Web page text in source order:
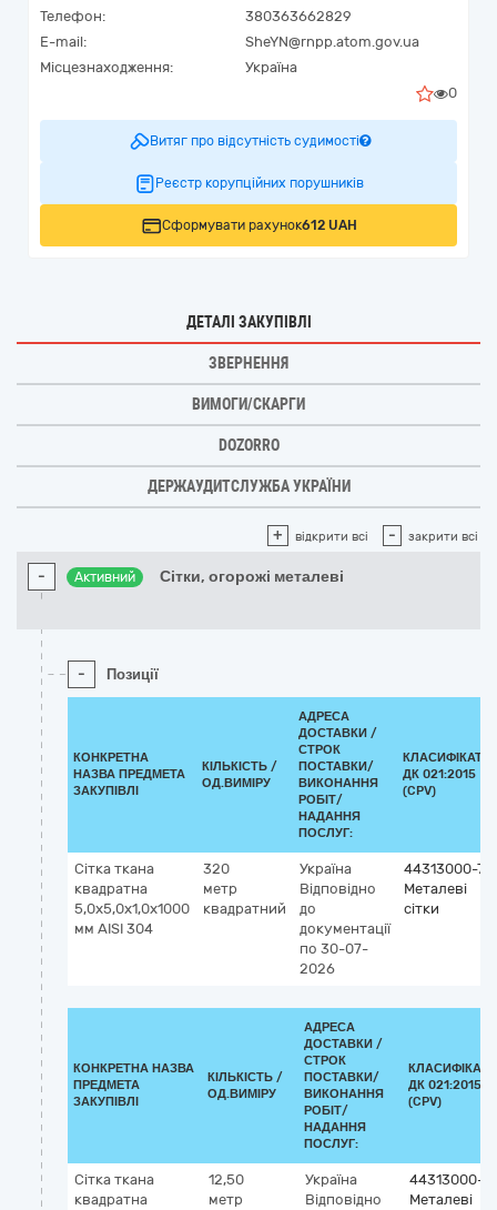
Телефон:
380363662829
E-mail:
SheYN@rnpp.atom.gov.ua
Місцезнаходження:
Україна
0
Витяг про відсутність судимості
Реєстр корупційних порушників
Сформувати рахунок612 UAH
ДЕТАЛІ ЗАКУПІВЛІ
ЗВЕРНЕННЯ
ВИМОГИ/СКАРГИ
DOZORRO
ДЕРЖАУДИТСЛУЖБА УКРАЇНИ
+ відкрити всі - закрити всі
- Активний Сітки, огорожі металеві
- Позиції
КОНКРЕТНА
НАЗВА ПРЕДМЕТА
ЗАКУПІВЛІ
КІЛЬКІСТЬ /
ОД.ВИМІРУ
АДРЕСА
ДОСТАВКИ /
СТРОК
ПОСТАВКИ/
ВИКОНАННЯ
РОБІТ/
НАДАННЯ
ПОСЛУГ:
ДК 021:2015
(CPV)
Сітка ткана
квадратна
5,0х5,0х1,0х1000
мм AISI 304
320
метр
квадратний
Україна
Відповідно
до
документації
по 30-07-
2026
44313000-7
Металеві
сітки
КОНКРЕТНА НАЗВА
ПРЕДМЕТА
ЗАКУПІВЛІ
КІЛЬКІСТЬ /
ОД.ВИМІРУ
АДРЕСА
ДОСТАВКИ /
СТРОК
ПОСТАВКИ/
ВИКОНАННЯ
РОБІТ/
НАДАННЯ
ПОСЛУГ:
ДК 021:2015
(CPV)
Сітка ткана
квадратна
12,50
метр
Україна
Відповідно
44313000-7
Металеві